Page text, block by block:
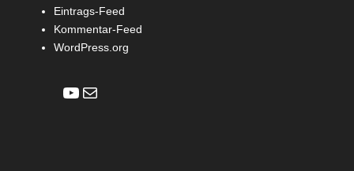
Eintrags-Feed
Kommentar-Feed
WordPress.org
YouTube
E-Mail